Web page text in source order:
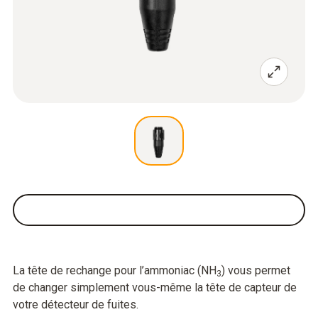
La tête de rechange pour l’ammoniac (NH3) vous permet
de changer simplement vous-même la tête de capteur de
votre détecteur de fuites.